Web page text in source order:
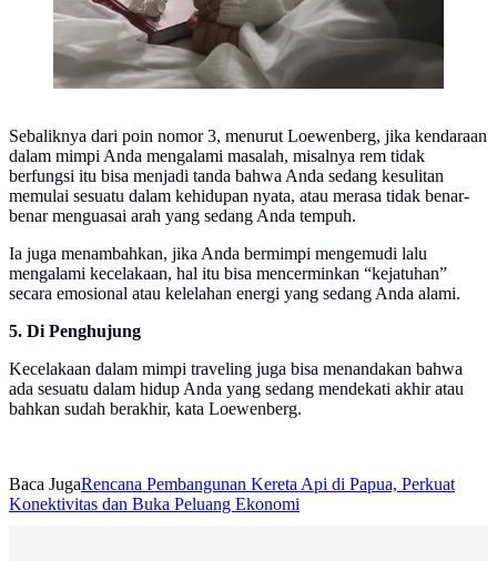
Sebaliknya dari poin nomor 3, menurut Loewenberg, jika kendaraan
dalam mimpi Anda mengalami masalah, misalnya rem tidak
berfungsi itu bisa menjadi tanda bahwa Anda sedang kesulitan
memulai sesuatu dalam kehidupan nyata, atau merasa tidak benar-
benar menguasai arah yang sedang Anda tempuh.
Ia juga menambahkan, jika Anda bermimpi mengemudi lalu
mengalami kecelakaan, hal itu bisa mencerminkan “kejatuhan”
secara emosional atau kelelahan energi yang sedang Anda alami.
5. Di Penghujung
Kecelakaan dalam mimpi traveling juga bisa menandakan bahwa
ada sesuatu dalam hidup Anda yang sedang mendekati akhir atau
bahkan sudah berakhir, kata Loewenberg.
Baca JugaRencana Pembangunan Kereta Api di Papua, Perkuat
Konektivitas dan Buka Peluang Ekonomi